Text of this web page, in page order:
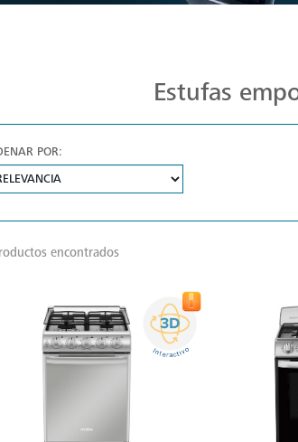
Estufas
POR:
encontrados